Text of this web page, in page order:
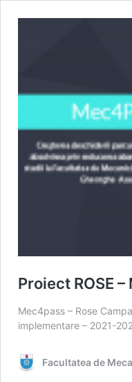
Proiect ROSE
Mec4pass – Rose
implementare – 2021-
Facultatea de